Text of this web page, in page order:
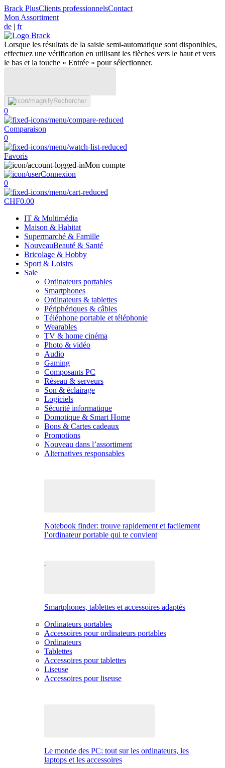
Brack PlusClients professionnelsContact
Mon Assortiment
de | fr
Lorsque les résultats de la saisie semi-automatique sont disponibles,
effectuez une vérification en utilisant les flèches vers le haut et vers
le bas et la touche « Entrée » pour sélectionner.
Rechercher
0
Comparaison
0
Favoris
Mon compte
Connexion
0
CHF0.00
IT & Multimédia
Maison & Habitat
Supermarché & Famille
NouveauBeauté & Santé
Bricolage & Hobby
Sport & Loisirs
Sale
Ordinateurs portables
Smartphones
Ordinateurs & tablettes
Périphériques & câbles
Téléphone portable et téléphonie
Wearables
TV & home cinéma
Photo & vidéo
Audio
Gaming
Composants PC
Réseau & serveurs
Son & éclairage
Logiciels
Sécurité informatique
Domotique & Smart Home
Bons & Cartes cadeaux
Promotions
Nouveau dans l’assortiment
Alternatives responsables
Notebook finder: trouve rapidement et facilement
l’ordinateur portable qui te convient
Smartphones, tablettes et accessoires adaptés
Ordinateurs portables
Accessoires pour ordinateurs portables
Ordinateurs
Tablettes
Accessoires pour tablettes
Liseuse
Accessoires pour liseuse
Le monde des PC: tout sur les ordinateurs, les
laptops et les accessoires